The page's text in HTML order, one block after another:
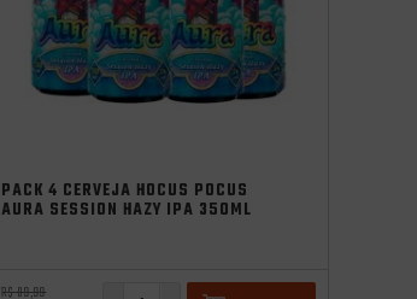
PACK 4 CERVEJA HOCUS POCUS
AURA SESSION HAZY IPA 350ML
R$ 89,99